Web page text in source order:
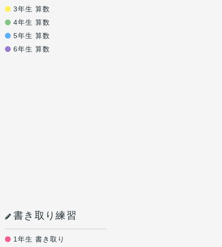
3年生 算数
4年生 算数
5年生 算数
6年生 算数
書き取り練習
1年生 書き取り